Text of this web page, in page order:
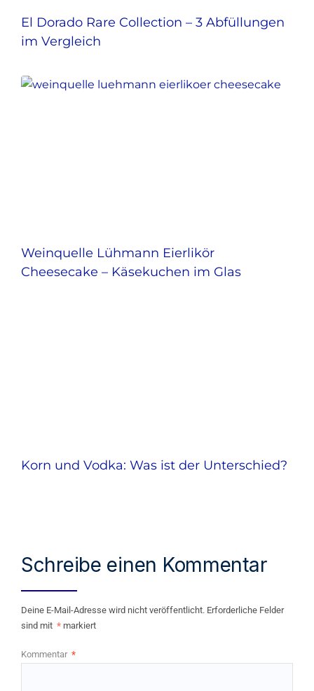
El Dorado Rare Collection – 3 Abfüllungen
im Vergleich
Weinquelle Lühmann Eierlikör
Cheesecake – Käsekuchen im Glas
Korn und Vodka: Was ist der Unterschied?
Schreibe einen Kommentar
Deine E-Mail-Adresse wird nicht veröffentlicht. Erforderliche Felder
sind mit * markiert
Kommentar *